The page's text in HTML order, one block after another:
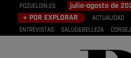
POZUELOIN.ES julio-agosto de
+ POR EXPLORAR ACTUALIDAD
ENTREVISTAS
SALUD&BELLEZA